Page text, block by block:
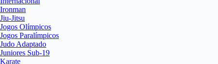
Ironman
Jiu-Jitsu
Jogos Olímpicos
Jogos Paralímpicos
Judo Adaptado
Juniores Sub-19
Karate